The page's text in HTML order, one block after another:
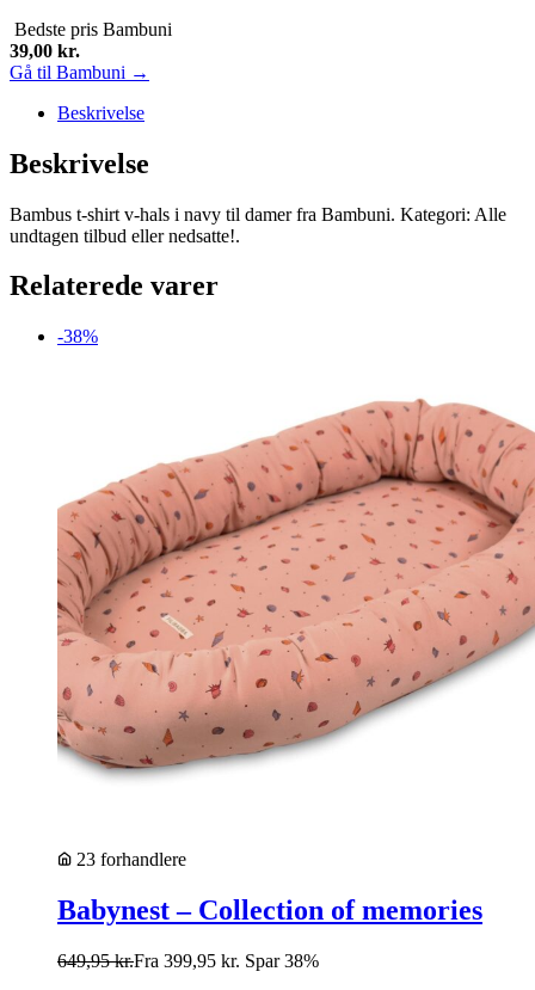
Bedste pris Bambuni
39,00 kr.
Gå til Bambuni →
Beskrivelse
Beskrivelse
Bambus t-shirt v-hals i navy til damer fra Bambuni. Kategori: Alle
undtagen tilbud eller nedsatte!.
Relaterede varer
-38%
23 forhandlere
Babynest – Collection of memories
649,95kr.Fra 399,95 kr. Spar 38%